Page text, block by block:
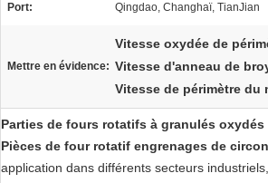
Port: Qingdao, Changhaï, TianJian
Mettre en évidence:
Vitesse oxydée de
Vitesse d'anneau de
Vitesse de périmètre du
Parties de fours rotatifs à granulés oxydés
Pièces de four rotatif engrenages de
application dans différents secteurs